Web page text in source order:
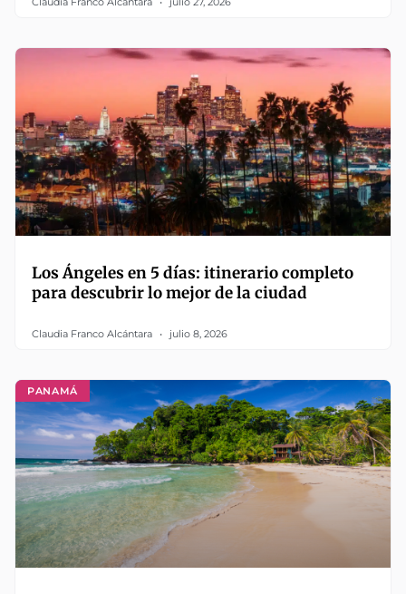
Los Ángeles en 5 días: itinerario completo
para descubrir lo mejor de la ciudad
Claudia Franco Alcántara julio 8, 2026
PANAMÁ